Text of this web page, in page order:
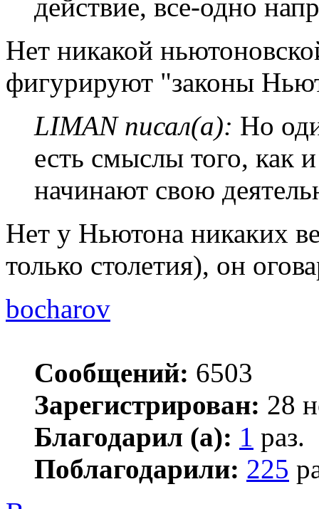
действие, все-одно
Нет никакой
фигурируют "законы
LIMAN писал(а): Но
есть смыслы того, как
начинают свою
Нет у Ньютона никаких
только столетия), он
bocharov
Сообщений: 6503
Зарегистрирован: 28
Благодарил (а): 1 раз.
Поблагодарили: 225